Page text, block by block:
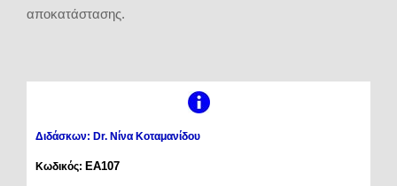
αποκατάστασης.
Διδάσκων: Dr. Νίνα Κοταμανίδου
Κωδικός: ΕΑ107